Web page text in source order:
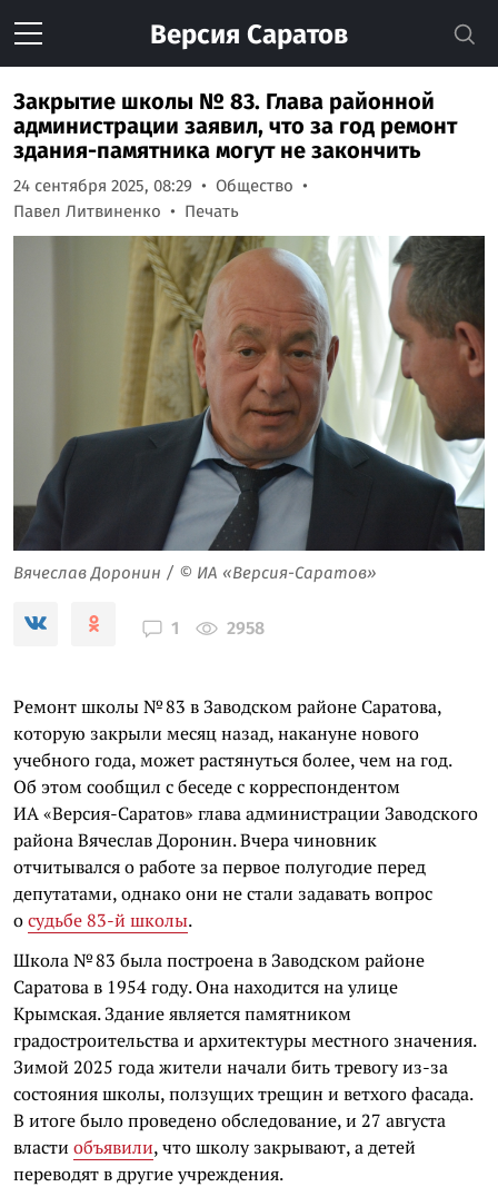
Версия Саратов
Закрытие школы № 83. Глава районной
администрации заявил, что за год ремонт
здания-памятника могут не закончить
24 сентября 2025, 08:29
Общество
Павел Литвиненко
Печать
Вячеслав Доронин / © ИА «Версия-Саратов»
1 2958
Ремонт школы № 83 в Заводском районе Саратова,
которую закрыли месяц назад, накануне нового
учебного года, может растянуться более, чем на год.
Об этом сообщил с беседе с корреспондентом
ИА «Версия-Саратов» глава администрации Заводского
района Вячеслав Доронин. Вчера чиновник
отчитывался о работе за первое полугодие перед
депутатами, однако они не стали задавать вопрос
осудьбе 83-й школы.
Школа № 83 была построена в Заводском районе
Саратова в 1954 году. Она находится на улице
Крымская. Здание является памятником
градостроительства и архитектуры местного значения.
Зимой 2025 года жители начали бить тревогу из-за
состояния школы, ползущих трещин и ветхого фасада.
В итоге было проведено обследование, и 27 августа
власти объявили, что школу закрывают, а детей
переводят в другие учреждения.